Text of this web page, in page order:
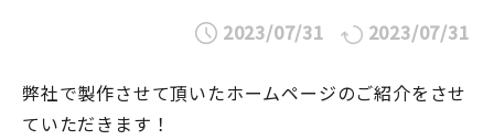
2023/07/31 2023/07/31
弊社で製作させて頂いたホームページのご紹介をさせ
ていただきます！